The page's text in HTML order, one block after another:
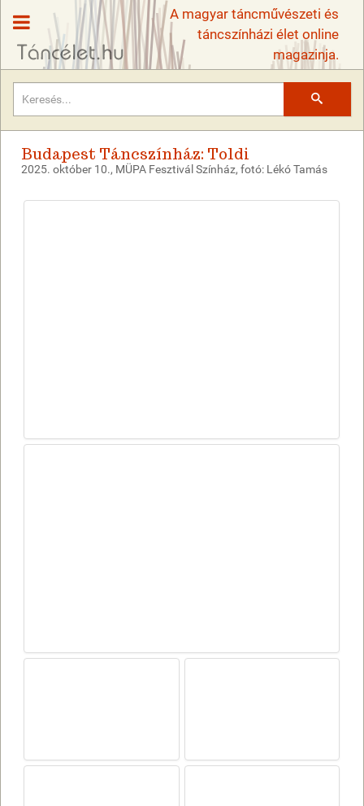
A magyar táncművészeti és
táncszínházi élet online
magazinja.
Budapest Táncszínház: Toldi
2025. október 10., MÜPA Fesztivál Színház, fotó: Lékó Tamás